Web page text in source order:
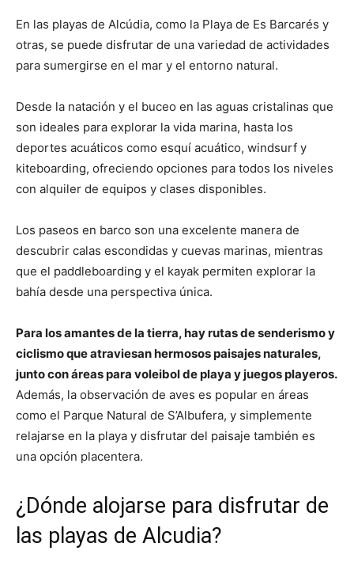
En las playas de Alcúdia, como la Playa de Es Barcarés y
otras, se puede disfrutar de una variedad de actividades
para sumergirse en el mar y el entorno natural.
Desde la natación y el buceo en las aguas cristalinas que
son ideales para explorar la vida marina, hasta los
deportes acuáticos como esquí acuático, windsurf y
kiteboarding, ofreciendo opciones para todos los niveles
con alquiler de equipos y clases disponibles.
Los paseos en barco son una excelente manera de
descubrir calas escondidas y cuevas marinas, mientras
que el paddleboarding y el kayak permiten explorar la
bahía desde una perspectiva única.
Para los amantes de la tierra, hay rutas de senderismo y
ciclismo que atraviesan hermosos paisajes naturales,
junto con áreas para voleibol de playa y juegos playeros.
Además, la observación de aves es popular en áreas
como el Parque Natural de S’Albufera, y simplemente
relajarse en la playa y disfrutar del paisaje también es
una opción placentera.
¿Dónde alojarse para disfrutar de
las playas de Alcudia?